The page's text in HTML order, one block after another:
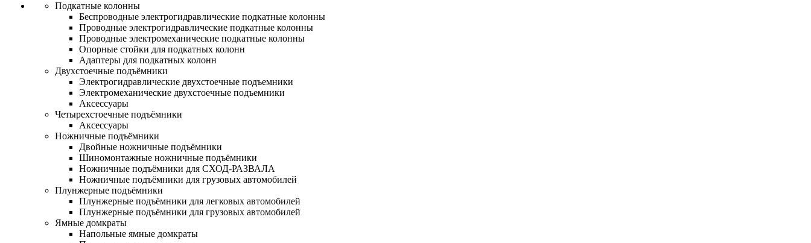
Подкатные колонны
Беспроводные электрогидравлические подкатные колонны
Проводные электрогидравлические подкатные колонны
Проводные электромеханические подкатные колонны
Опорные стойки для подкатных колонн
Адаптеры для подкатных колонн
Двухстоечные подъёмники
Электрогидравлические двухстоечные подъемники
Электромеханические двухстоечные подъемники
Аксессуары
Четырехстоечные подъёмники
Аксессуары
Ножничные подъёмники
Двойные ножничные подъёмники
Шиномонтажные ножничные подъёмники
Ножничные подъёмники для СХОД-РАЗВАЛА
Ножничные подъёмники для грузовых автомобилей
Плунжерные подъёмники
Плунжерные подъёмники для легковых автомобилей
Плунжерные подъёмники для грузовых автомобилей
Ямные домкраты
Напольные ямные домкраты